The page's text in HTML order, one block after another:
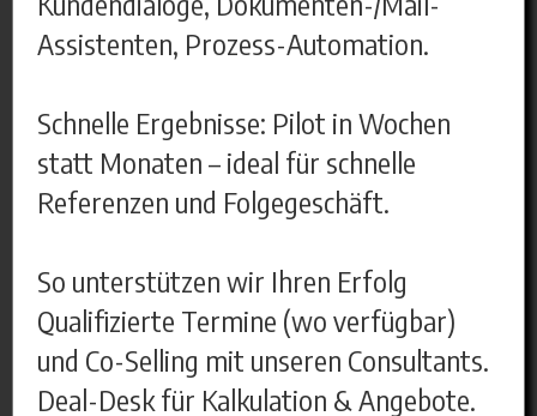
Assistenten, Prozess-Automation.
Schnelle Ergebnisse: Pilot in Wochen
statt Monaten – ideal für schnelle
Referenzen und Folgegeschäft.
So unterstützen wir Ihren Erfolg
Qualifizierte Termine (wo verfügbar)
und Co-Selling mit unseren Consultants.
Deal-Desk für Kalkulation & Angebote.